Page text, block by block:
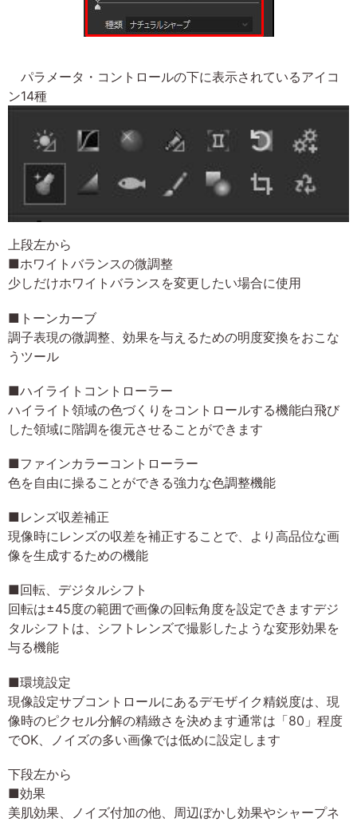
パラメータ・コントロールの下に表示されているアイコ
ン14種
上段左から
■ホワイトバランスの微調整
少しだけホワイトバランスを変更したい場合に使用
■トーンカーブ
調子表現の微調整、効果を与えるための明度変換をおこな
うツール
■ハイライトコントローラー
ハイライト領域の色づくりをコントロールする機能白飛び
した領域に階調を復元させることができます
■ファインカラーコントローラー
色を自由に操ることができる強力な色調整機能
■レンズ収差補正
現像時にレンズの収差を補正することで、より高品位な画
像を生成するための機能
■回転、デジタルシフト
回転は±45度の範囲で画像の回転角度を設定できますデジ
タルシフトは、シフトレンズで撮影したような変形効果を
与る機能
■環境設定
現像設定サブコントロールにあるデモザイク精鋭度は、現
像時のピクセル分解の精緻さを決めます通常は「80」程度
でOK、ノイズの多い画像では低めに設定します
下段左から
■効果
美肌効果、ノイズ付加の他、周辺ぼかし効果やシャープネ